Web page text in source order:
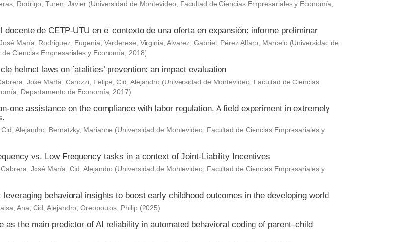
Rodrigo; Turen, Javier (Universidad de Montevideo, Facultad de Ciencias Empresariales y Economía,
docente de CETP-UTU en el contexto de una oferta en expansión: informe preliminar
María; Rodriguez, Eugenia; Verderese, Virginia; Alvarez, Gabriel ; Pérez Alfaro, Marcelo (Universidad de
de Ciencias Empresariales y Economía, 2018)
helmet laws on fatalities’ prevention: an impact evaluation
José María; Carozzi, Felipe; Cid, Alejandro (Universidad de Montevideo, Facultad de Ciencias
Departamento de Economía, 2017)
one assistance on the compliance with labor regulation. A field experiment in extremely
Cid, Alejandro; Bernatzky, Marianne (Universidad de Montevideo, Facultad de Ciencias Empresariales y
vs. Low Frequency tasks in a context of Joint-Liability Incentives
Cabrera, José María; Cid, Alejandro (Universidad de Montevideo, Facultad de Ciencias Empresariales y
leveraging behavioral insights to boost early childhood outcomes in the developing world
Ana; Cid, Alejandro; Oreopoulos, Philip (2025)
as the main predictor of AI reliability in automated behavioral coding of parent–child